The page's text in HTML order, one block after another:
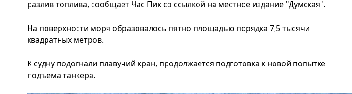
разлив топлива, сообщает Час Пик со ссылкой на местное издание "Думская".
На поверхности моря образовалось пятно площадью порядка 7,5 тысячи
квадратных метров.
К судну подогнали плавучий кран, продолжается подготовка к новой попытке
подъема танкера.